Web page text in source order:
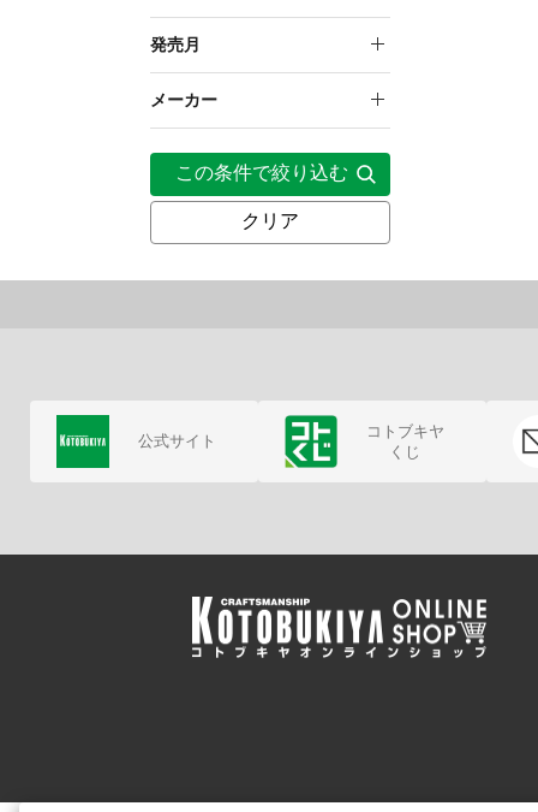
1,000円～1,999円
発売月
2026年4月
メーカー
トミーテック
この条件で絞り込む
クリア
公式サイト
コトブキヤ
くじ